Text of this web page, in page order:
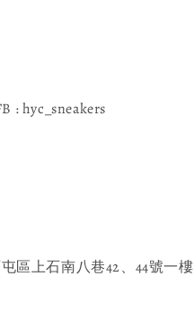
: hyc_sneakers
區上石南八巷42、44號一樓